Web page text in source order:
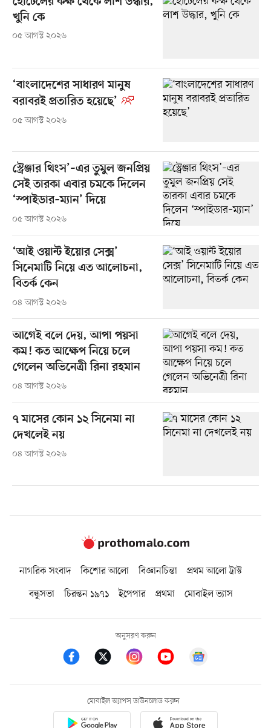
খুনি কে
০৫ আগস্ট ২০২৬
‘বাংলাদেশের সাধারণ মানুষ
বরাবরই প্রতারিত হয়েছে’
০৫ আগস্ট ২০২৬
স্ট্রেঞ্জার থিংস’–এর তুমুল জনপ্রিয়
সেই তারকা এবার চমকে দিলেন
‘স্পাইডার–ম্যান’ দিয়ে
০৫ আগস্ট ২০২৬
‘আই ওয়ান্ট ইয়োর সেক্স’
সিনেমাটি নিয়ে এত আলোচনা,
বিতর্ক কেন
০৪ আগস্ট ২০২৬
আগেই বলে দেয়, আপা পয়সা
কম! কত আক্ষেপ নিয়ে চলে
গেলেন অভিনেত্রী রিনা রহমান
০৪ আগস্ট ২০২৬
৭ মাসের কোন ১২ সিনেমা না
দেখলেই নয়
০৪ আগস্ট ২০২৬
নাগরিক সংবাদ কিশোর আলো বিজ্ঞানচিন্তা
প্রথম আলো ট্রাস্ট
বন্ধুসভা
চিরন্তন ১৯৭১ ইপেপার প্রথমা মোবাইল ভ্যাস
অনুসরণ করুন
মোবাইল অ্যাপস ডাউনলোড করুন